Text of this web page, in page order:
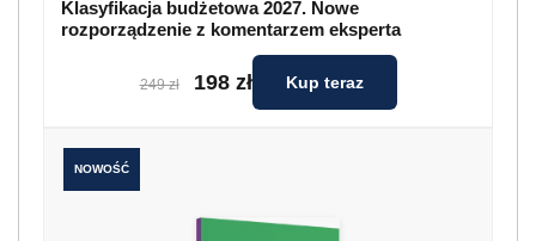
Klasyfikacja budżetowa 2027. Nowe
rozporządzenie z komentarzem eksperta
249 zł 198 zł Kup teraz
NOWOŚĆ